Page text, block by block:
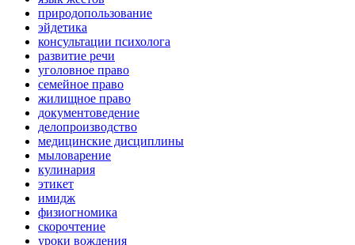
природопользование
эйдетика
консультации психолога
развитие речи
уголовное право
семейное право
жилищное право
документоведение
делопроизводство
медицинские дисциплины
мыловарение
кулинария
этикет
имидж
физиогномика
скорочтение
уроки вождения